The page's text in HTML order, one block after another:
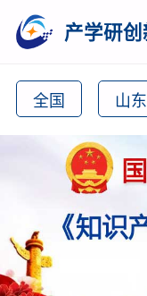
产学研
全国 山